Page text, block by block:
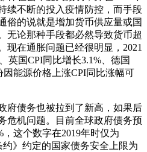
续不断的投入疫情防控，而手段
俗的说就是增加货币供应量或国
无论那种手段都必然导致货币超
现在通胀问题已经很明显，2021
英国CPI同比增长3.1%、德国
因能源价格上涨CPI同比涨幅可
府债务也被拉到了新高，如果后
危机问题。目前全球政府债务预
，这个数字在2019年时仅为
》约定的国家债务安全上限为